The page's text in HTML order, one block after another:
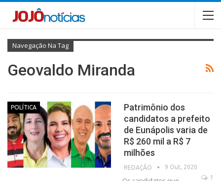
Navegação Na Tag
Geovaldo Miranda
POLÍTICA
Patrimônio dos
candidatos a prefeito
de Eunápolis varia de
R$ 260 mil a R$ 7
milhões
REDAÇÃO
9 Out, 2020
1